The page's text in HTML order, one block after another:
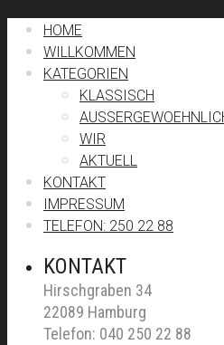
HOME
WILLKOMMEN
KATEGORIEN
KLASSISCH
AUSSERGEWOEHNLICH
WIR
AKTUELL
KONTAKT
IMPRESSUM
TELEFON: 250 22 88
KONTAKT
Hirschgraben 34
22089 Hamburg
Telefon: 040 250 22 88